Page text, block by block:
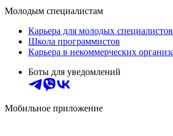
Молодым специалистам
Карьера для молодых специалистов
Школа программистов
Карьера в некоммерческих
Боты для уведомлений
Мобильное приложение